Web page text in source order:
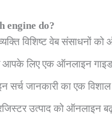
engine do?
विशिष्ट वेब संसाधनों
लिए एक ऑनलाइन गाइड
सर्च जानकारी का एक
उत्पाद को ऑनलाइन